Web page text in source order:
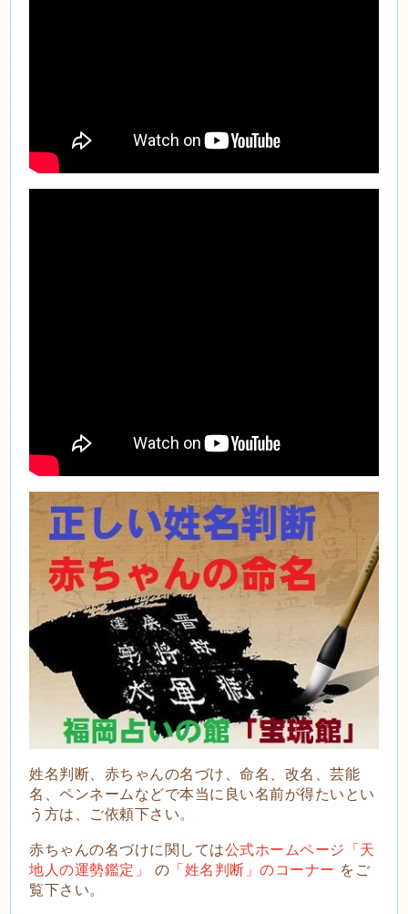
姓名判断、赤ちゃんの名づけ、命名、改名、芸能
名、ペンネームなどで本当に良い名前が得たいとい
う方は、ご依頼下さい。
赤ちゃんの名づけに関しては公式ホームページ「天
地人の運勢鑑定」
の 「姓名判断」のコーナー をご
覧下さい。